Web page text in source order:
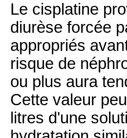
Le cisplatine
diurèse forcée
appropriés
risque de
ou plus aura
Cette valeur
litres d'une